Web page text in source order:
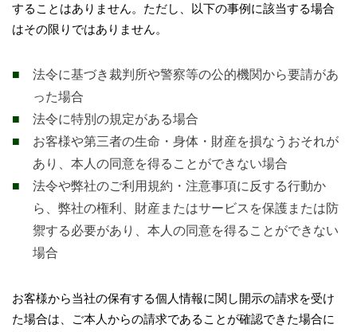
することはありません。ただし、以下の事例に該当する場合
はその限りではありません。
法令に基づき裁判所や警察等の公的機関から要請があ
った場合
法令に特別の規定がある場合
お客様や第三者の生命・身体・財産を損なうおそれが
あり、本人の同意を得ることができない場合
法令や弊社のご利用規約・注意事項に反する行動か
ら、弊社の権利、財産またはサービスを保護または防
禦する必要があり、本人の同意を得ることができない
場合
お客様から当社の保有する個人情報に関し開示の請求を受け
た場合は、ご本人からの請求であることが確認できた場合に